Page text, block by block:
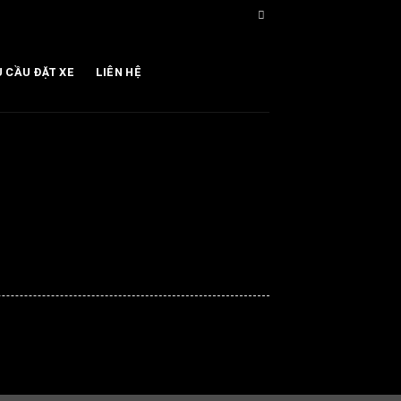
CẦU ĐẶT XE LIÊN HỆ